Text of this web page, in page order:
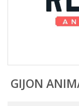
GIJON